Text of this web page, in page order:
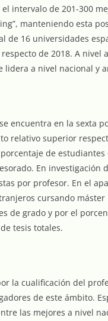
intervalo de 201-300
manteniendo esta
de 16 universidades
de 2018. A
a nivel nacional y
encuentra en la sexta
relativo superior
de
En investigación
por profesor. En el
cursando
de grado y por el
tesis totales.
la cualificación del
de este ámbito.
las mejores a nivel